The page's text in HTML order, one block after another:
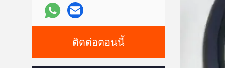
ติดต่อตอนนี้